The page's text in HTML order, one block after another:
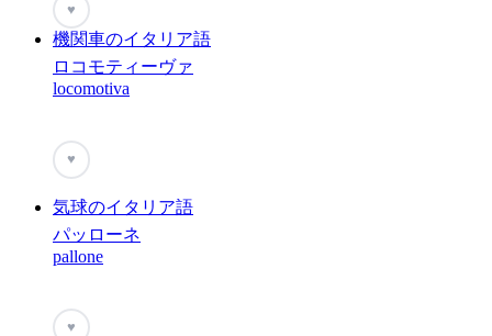
♥
機関車のイタリア語
ロコモティーヴァ
locomotiva
♥
気球のイタリア語
パッローネ
pallone
♥